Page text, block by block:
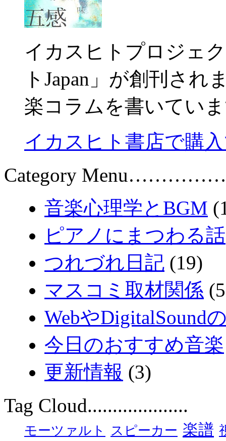
イカスヒトプロジェ
トJapan」が創刊さ
楽コラムを書いてい
イカスヒト書店で購
Category
音楽心理学とBGM
ピアノにまつわる話
つれづれ日記 (19)
マスコミ取材関係
WebやDigitalSound
今日のおすすめ音楽
更新情報 (3)
Tag Cloud....................
モーツァルト スピーカー 楽譜